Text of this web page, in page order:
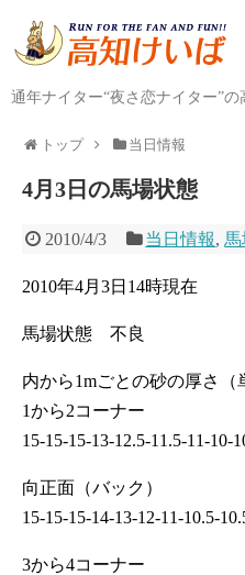
通年ナイター“夜さ恋ナイター”の
トップ 当日情報
4月3日の馬場状態
2010/4/3 当日情報,
2010年4月3日14時現在
馬場状態 不良
内から1mごとの砂の厚さ（
1から2コーナー
15-15-15-13-12.5-11.5-11-10-
向正面（バック）
15-15-15-14-13-12-11-10.5-
3から4コーナー